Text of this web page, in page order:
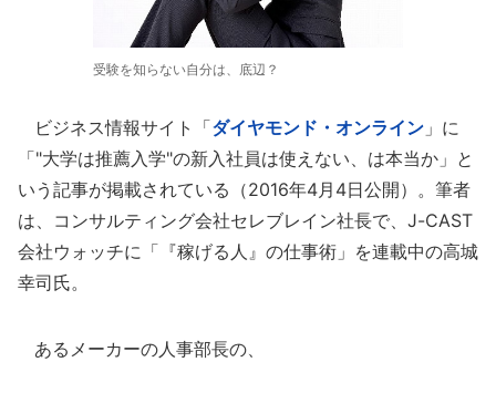
受験を知らない自分は、底辺？
ビジネス情報サイト「ダイヤモンド・オンライン 」に
「"大学は推薦入学"の新入社員は使えない、は本当か」と
いう記事が掲載されている（2016年4月4日公開）。筆者
は、コンサルティング会社セレブレイン社長で、J-CAST
会社ウォッチに「『稼げる人』の仕事術」を連載中の高城
幸司氏。
あるメーカーの人事部長の、